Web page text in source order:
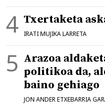
Txertaketa
IRATI MUJIKA LARRETA
Arazoa
politikoa da,
baino gehiago
JON ANDER ETXEBARRIA